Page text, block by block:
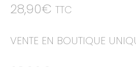
28,90€ TTC
VENTE EN BOUTIQUE